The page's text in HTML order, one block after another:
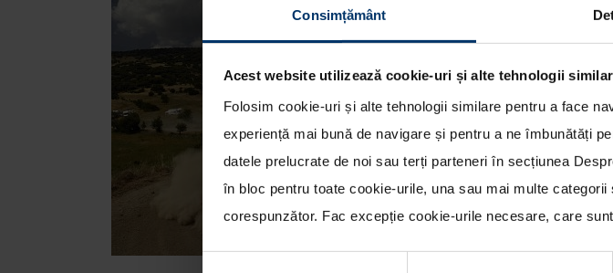
Consimțământ
Acest website utilizează cookie-uri și alte tehnologii
Folosim cookie-uri și alte tehnologii similare pentru a face
experiență mai bună de navigare și pentru a ne îmbunătăți
datele prelucrate de noi sau terți parteneri în secțiunea
în bloc pentru toate cookie-urile, una sau mai multe
corespunzător. Fac excepție cookie-urile necesare, care
Selecția